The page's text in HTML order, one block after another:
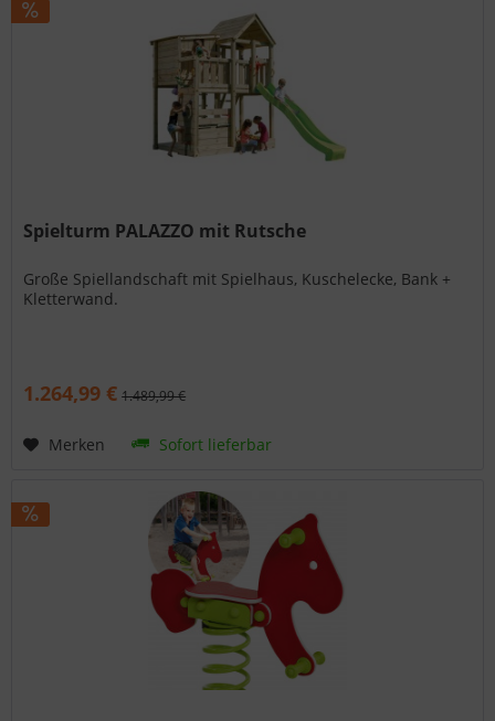
Spielturm PALAZZO mit Rutsche
Große Spiellandschaft mit Spielhaus, Kuschelecke, Bank +
Kletterwand.
1.264,99 € 1.489,99 €
Merken Sofort lieferbar